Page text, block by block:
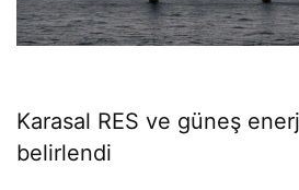
Karasal RES ve güneş
belirlendi